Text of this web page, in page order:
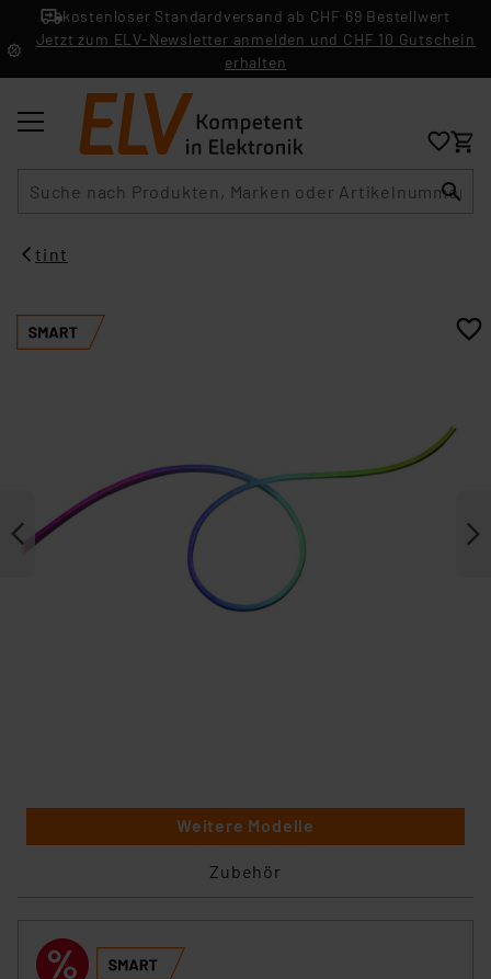
kostenloser Standardversand ab CHF 69 Bestellwert
Jetzt zum ELV-Newsletter anmelden und CHF 10 Gutschein
erhalten
tint
Weitere Modelle
Zubehör